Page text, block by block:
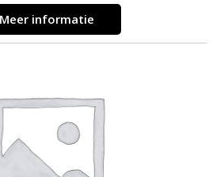
Meer informatie